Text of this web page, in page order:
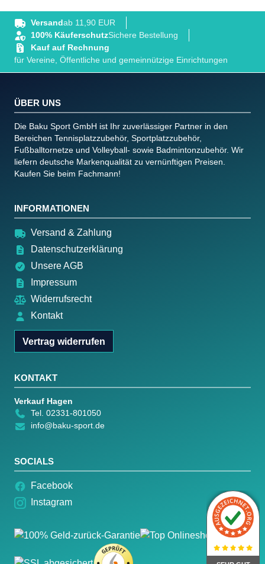
Versandab 11,90 EUR
100% KäuferschutzSichere Bestellung
Kauf auf Rechnung
für Vereine, Öffentliche und gemeinnützige Einrichtungen
ÜBER UNS
Die Baku Sport GmbH ist Ihr zuverlässiger Partner in den
Bereichen Tennisplatzzubehör, Sportplatzzubehör,
Fußballtornetze und Volleyball- sowie Badmintonzubehör. Wir
liefern deutsche Markenqualität zu vernünftigen Preisen.
Kaufen Sie beim Fachmann!
INFORMATIONEN
Versand & Zahlung
Datenschutzerklärung
Unsere AGB
Impressum
Widerrufsrecht
Kontakt
Vertrag widerrufen
KONTAKT
Verkauf Hagen
Tel. 02331-801050
info@baku-sport.de
SOCIALS
Facebook
Instagram